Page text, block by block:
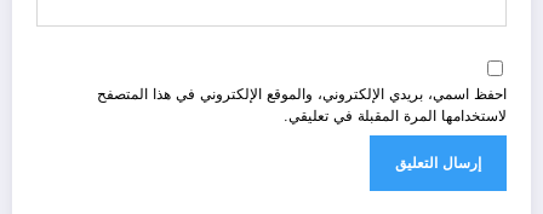
احفظ اسمي، بريدي الإلكتروني، والموقع الإلكتروني في هذا المتصفح
لاستخدامها المرة المقبلة في تعليقي.